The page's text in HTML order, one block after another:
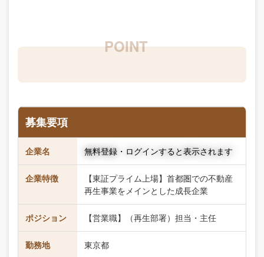
募集要項
企業名 無料登録・ログインすると表示されます
企業特徴
【東証プライム上場】首都圏での不動産
再生事業をメインとした成長企業
ポジション 【営業職】（再生部署）担当・主任
勤務地 東京都